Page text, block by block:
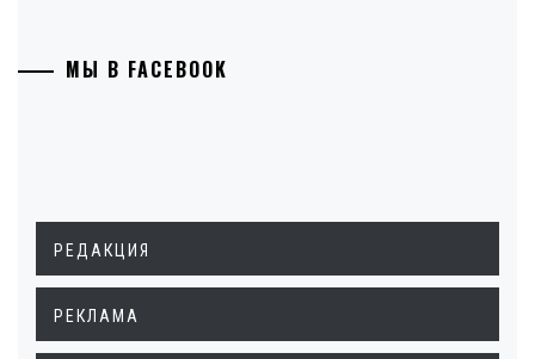
МЫ В FACEBOOK
РЕДАКЦИЯ
РЕКЛАМА